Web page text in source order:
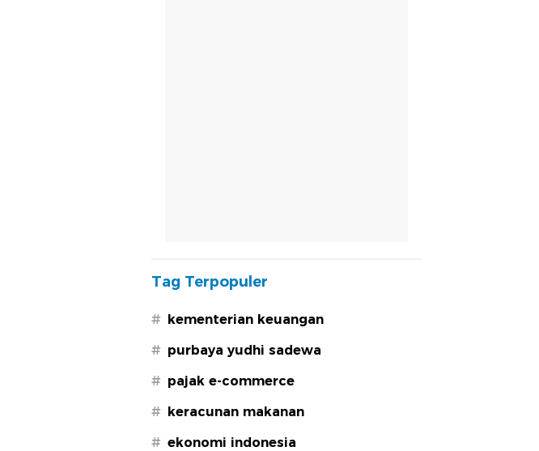
Tag Terpopuler
# kementerian keuangan
# purbaya yudhi sadewa
# pajak e-commerce
# keracunan makanan
# ekonomi indonesia